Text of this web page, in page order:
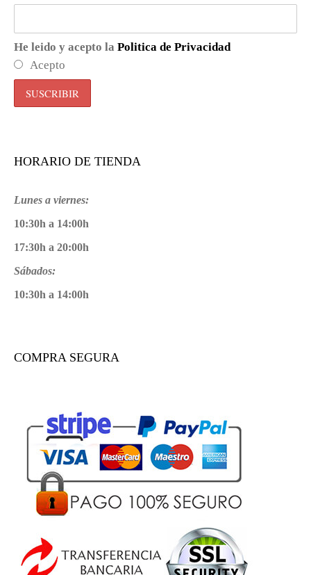
He leido y acepto la Politica de Privacidad
Acepto
HORARIO DE TIENDA
Lunes a viernes:
10:30h a 14:00h
17:30h a 20:00h
Sábados:
10:30h a 14:00h
COMPRA SEGURA